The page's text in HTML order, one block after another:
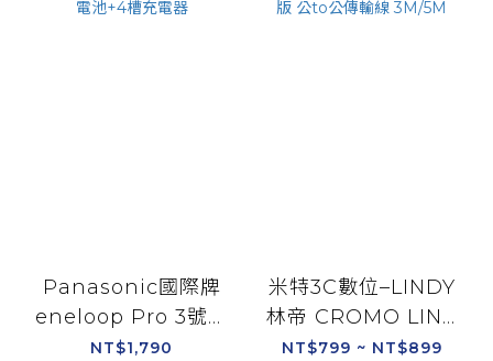
Panasonic國際牌
eneloop Pro 3號充
電套裝組 2顆鎳氫充電
NT$1,790
米特3C數位–LINDY
林帝 CROMO LINE
DisplayPort 1.3版 公
NT$799 ~ NT$899